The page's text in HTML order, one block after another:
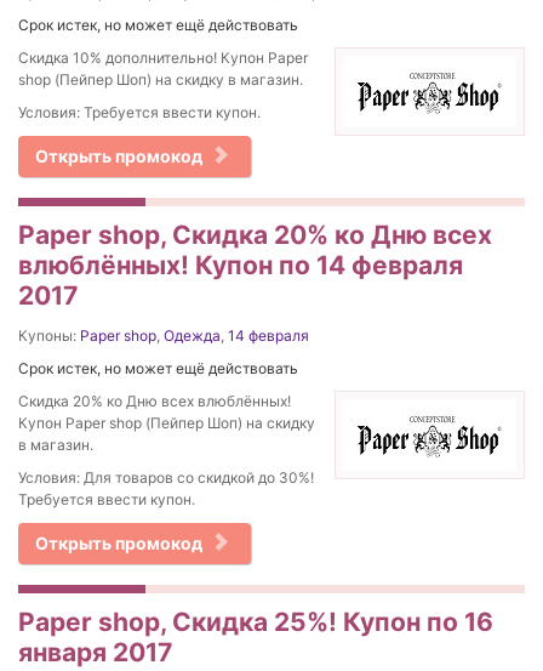
Срок истек, но может ещё действовать
Скидка 10% дополнительно! Купон Paper
shop (Пейпер Шоп) на скидку в магазин.
Условия: Требуется ввести купон.
Открыть промокод
Paper shop, Скидка 20% ко Дню всех
влюблённых! Купон по 14 февраля
2017
Купоны: Paper shop Одежда 14 февраля
Срок истек, но может ещё действовать
Скидка 20% ко Дню всех влюблённых!
Купон Paper shop (Пейпер Шоп) на скидку
в магазин.
Условия: Для товаров со скидкой до 30%!
Требуется ввести купон.
Открыть промокод
Paper shop, Скидка 25%! Купон по 16
января 2017